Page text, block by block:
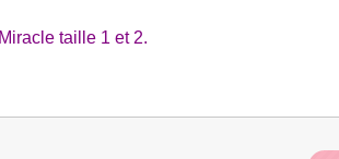
taille 1 et 2.